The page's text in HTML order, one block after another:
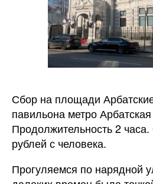
Сбор на площади
павильона метро
Продолжительность 2
рублей с человека.
Прогуляемся по нарядной